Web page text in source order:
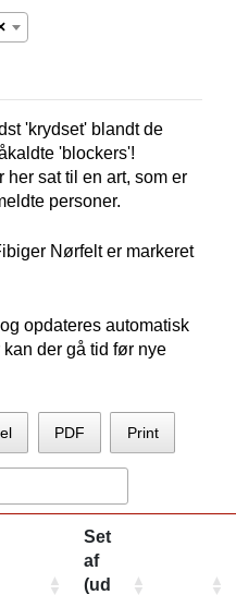
'krydset' blandt de
'blockers'!
her sat til en art, som er
personer.
Nørfelt er markeret
opdateres automatisk
der gå tid før nye
PDF Print
Set
af
(ud